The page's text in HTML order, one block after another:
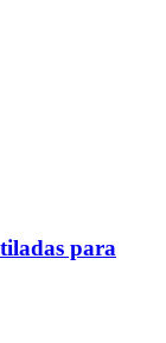
para